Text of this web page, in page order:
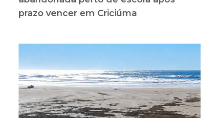
prazo vencer em Criciúma